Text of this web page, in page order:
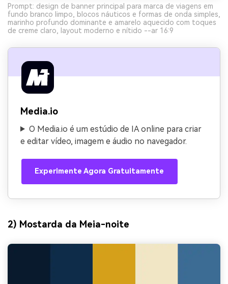
Prompt: design de banner principal para marca de viagens em
fundo branco limpo, blocos náuticos e formas de onda simples,
marinho profundo dominante e amarelo aquecido com toques
de creme claro, layout moderno e nítido --ar 16:9
Media.io
O Media.io é um estúdio de IA online para criar
e editar vídeo, imagem e áudio no navegador.
Experimente Agora Gratuitamente
2) Mostarda da Meia-noite